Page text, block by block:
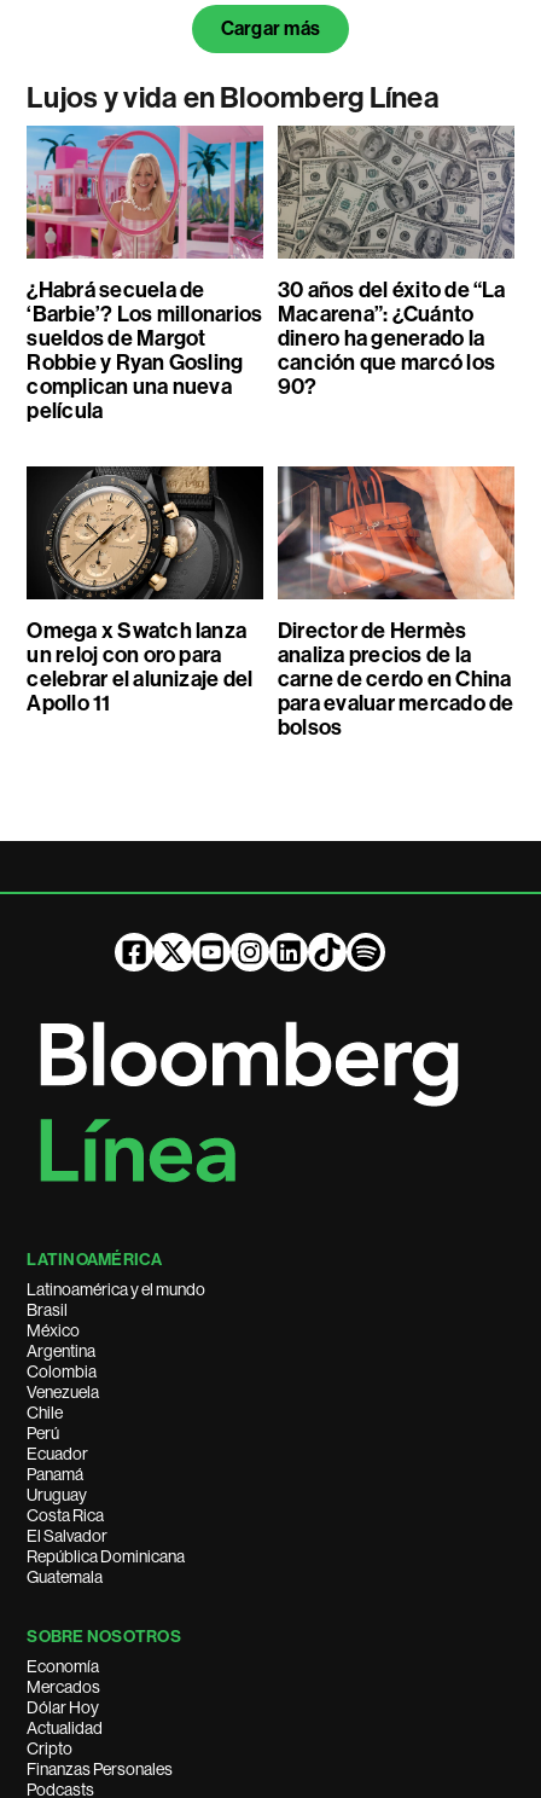
Cargar más
Lujos y vida en Bloomberg Línea
¿Habrá secuela de
‘Barbie’? Los millonarios
sueldos de Margot
Robbie y Ryan Gosling
complican una nueva
película
30 años del éxito de “La
Macarena”: ¿Cuánto
dinero ha generado la
canción que marcó los
90?
Omega x Swatch lanza
un reloj con oro para
celebrar el alunizaje del
Apollo 11
Director de Hermès
analiza precios de la
carne de cerdo en China
para evaluar mercado de
bolsos
LATINOAMÉRICA
Latinoamérica y el mundo
Brasil
México
Argentina
Colombia
Venezuela
Chile
Perú
Ecuador
Panamá
Uruguay
Costa Rica
El Salvador
República Dominicana
Guatemala
SOBRE NOSOTROS
Economía
Mercados
Dólar Hoy
Actualidad
Cripto
Finanzas Personales
Podcasts